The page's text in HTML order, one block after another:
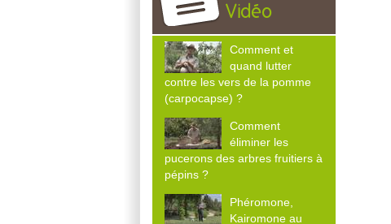
Vidéo
Comment et
quand lutter
contre les vers de la pomme
(carpocapse) ?
Comment
éliminer les
pucerons des arbres fruitiers à
pépins ?
Phéromone,
Kairomone au